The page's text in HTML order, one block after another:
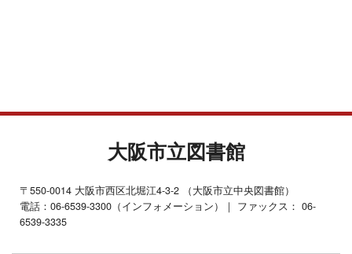
大阪市立図書館
〒550-0014 大阪市西区北堀江4-3-2 （大阪市立中央図書館）
電話：06-6539-3300（インフォメーション）｜ ファックス： 06-
6539-3335